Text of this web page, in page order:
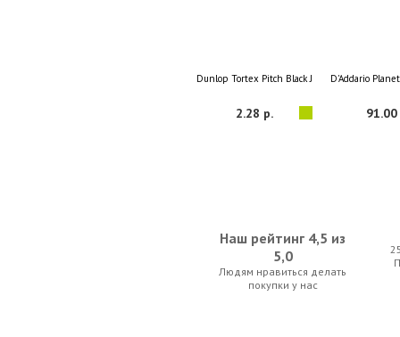
Dunlop Tortex Pitch Black Jazz III 0.88
2.28 р.
D'Addario
91.00
Dunlop Delrin 2.00 Dunlop Ultex
Наш рейтинг 4,5 из
5,0
Людям нравиться делать
покупки у нас